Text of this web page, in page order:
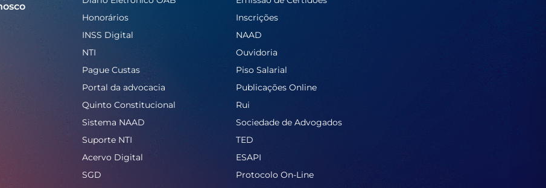
Honorários
Inscrições
INSS Digital
NAAD
NTI
Ouvidoria
Pague Custas
Piso Salarial
Portal da advocacia
Publicações Online
Quinto Constitucional
Rui
Sistema NAAD
Sociedade de Advogados
Suporte NTI
TED
Acervo Digital
ESAPI
SGD
Protocolo On-Line